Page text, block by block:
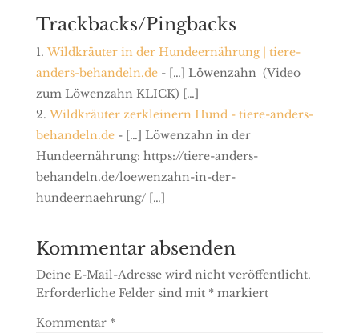
Trackbacks/Pingbacks
Wildkräuter in der Hundeernährung | tiere-
anders-behandeln.de- […] Löwenzahn (Video
zum Löwenzahn KLICK) […]
Wildkräuter zerkleinern Hund - tiere-anders-
behandeln.de- […] Löwenzahn in der
Hundeernährung: https://tiere-anders-
behandeln.de/loewenzahn-in-der-
hundeernaehrung/ […]
Kommentar absenden
Deine E-Mail-Adresse wird nicht veröffentlicht.
Erforderliche Felder sind mit *markiert
Kommentar *